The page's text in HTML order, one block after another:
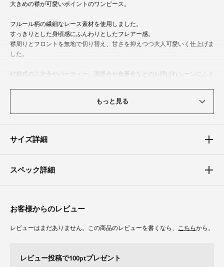
大きめの襟が可愛いポイントのワンピース。
フルール柄の繊細なレース素材を使用しました。
すっきりとした身頃感にふんわりとしたフレアー感。
襟周りとフロントを無地で切り替え、甘さを抑えつつ大人可愛いく仕上げま
した。
結婚式の二次会やパーティー、謝恩会や食事会などのお呼ばれシーンにふさ
大きめの襟で小顔効果が、前中心の縦ライン切替で縦長効果が期待できるデ
裾の透け感が足首を華奢見えさせてくれる効果があります。
フラワーモチーフが特徴の上品な総柄レースをオリジナルカラーで染めまし
繊細なレースを使用しているので肌触りも良く、柔らかでエレガントな印象
天然素材の上品でマットな光沢感も特徴です。
もっと見る
サイズ詳細
スペック詳細
お客様からのレビュー
レビューはまだありません。この商品のレビューを書くなら、 こちらから。
レビュー投稿で100ptプレゼント